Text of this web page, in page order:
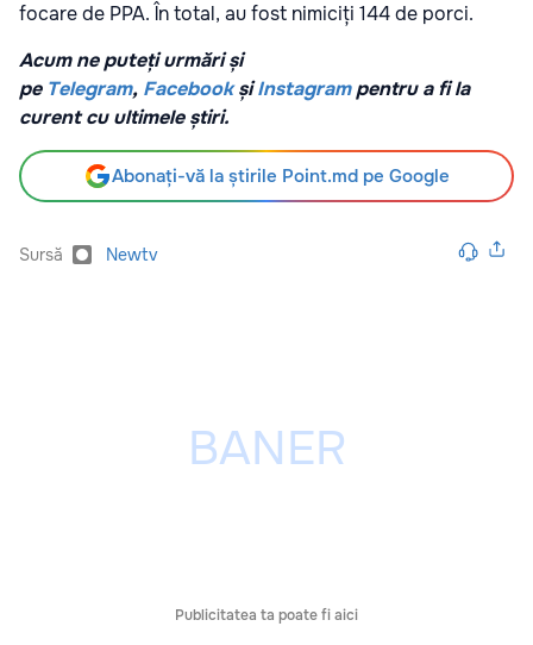
focare de PPA. În total, au fost nimiciți 144 de porci.
Acum ne puteți urmări și
pe Telegram, Facebook șiInstagrampentru a fi la
curent cu ultimele știri.
Abonați-vă la știrile Point.md pe Google
Sursă Newtv
Publicitatea ta poate fi aici